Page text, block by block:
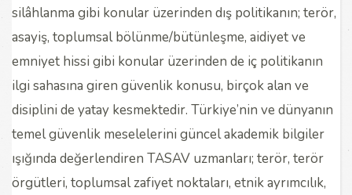
silâhlanma gibi konular üzerinden dış politikanın; terör,
asayiş, toplumsal bölünme/bütünleşme, aidiyet ve
emniyet hissi gibi konular üzerinden de iç politikanın
ilgi sahasına giren güvenlik konusu, birçok alan ve
disiplini de yatay kesmektedir. Türkiye’nin ve dünyanın
temel güvenlik meselelerini güncel akademik bilgiler
ışığında değerlendiren TASAV uzmanları; terör, terör
örgütleri, toplumsal zafiyet noktaları, etnik ayrımcılık,